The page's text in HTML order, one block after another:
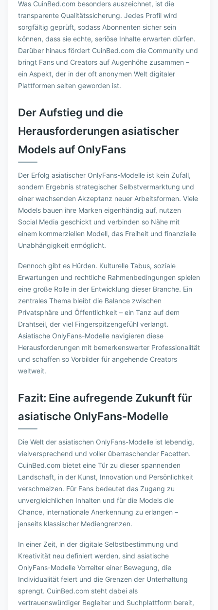
Was CuinBed.com besonders auszeichnet, ist die
transparente Qualitätssicherung. Jedes Profil wird
sorgfältig geprüft, sodass Abonnenten sicher sein
können, dass sie echte, seriöse Inhalte erwarten dürfen.
Darüber hinaus fördert CuinBed.com die Community und
bringt Fans und Creators auf Augenhöhe zusammen –
ein Aspekt, der in der oft anonymen Welt digitaler
Plattformen selten geworden ist.
Der Aufstieg und die
Herausforderungen asiatischer
Models auf OnlyFans
Der Erfolg asiatischer OnlyFans-Modelle ist kein Zufall,
sondern Ergebnis strategischer Selbstvermarktung und
einer wachsenden Akzeptanz neuer Arbeitsformen. Viele
Models bauen ihre Marken eigenhändig auf, nutzen
Social Media geschickt und verbinden so Nähe mit
einem kommerziellen Modell, das Freiheit und finanzielle
Unabhängigkeit ermöglicht.
Dennoch gibt es Hürden. Kulturelle Tabus, soziale
Erwartungen und rechtliche Rahmenbedingungen spielen
eine große Rolle in der Entwicklung dieser Branche. Ein
zentrales Thema bleibt die Balance zwischen
Privatsphäre und Öffentlichkeit – ein Tanz auf dem
Drahtseil, der viel Fingerspitzengefühl verlangt.
Asiatische OnlyFans-Modelle navigieren diese
Herausforderungen mit bemerkenswerter Professionalität
und schaffen so Vorbilder für angehende Creators
weltweit.
Fazit: Eine aufregende Zukunft für
asiatische OnlyFans-Modelle
Die Welt der asiatischen OnlyFans-Modelle ist lebendig,
vielversprechend und voller überraschender Facetten.
CuinBed.com bietet eine Tür zu dieser spannenden
Landschaft, in der Kunst, Innovation und Persönlichkeit
verschmelzen. Für Fans bedeutet das Zugang zu
unvergleichlichen Inhalten und für die Models die
Chance, internationale Anerkennung zu erlangen –
jenseits klassischer Mediengrenzen.
In einer Zeit, in der digitale Selbstbestimmung und
Kreativität neu definiert werden, sind asiatische
OnlyFans-Modelle Vorreiter einer Bewegung, die
Individualität feiert und die Grenzen der Unterhaltung
sprengt. CuinBed.com steht dabei als
vertrauenswürdiger Begleiter und Suchplattform bereit,